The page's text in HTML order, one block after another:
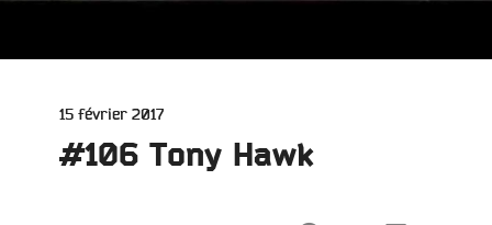
Publié
15 février 2017
#106 Tony Hawk